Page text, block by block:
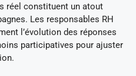
réel constituent un atout
Les responsables RH
l’évolution des réponses
participatives pour ajuster